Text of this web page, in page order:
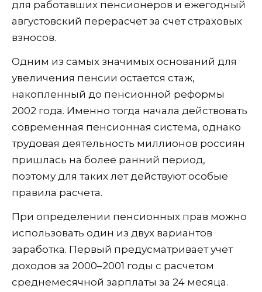
для работавших пенсионеров и ежегодный
августовский перерасчет за счет страховых
взносов.
Одним из самых значимых оснований для
увеличения пенсии остается стаж,
накопленный до пенсионной реформы
2002 года. Именно тогда начала действовать
современная пенсионная система, однако
трудовая деятельность миллионов россиян
пришлась на более ранний период,
поэтому для таких лет действуют особые
правила расчета.
При определении пенсионных прав можно
использовать один из двух вариантов
заработка. Первый предусматривает учет
доходов за 2000–2001 годы с расчетом
среднемесячной зарплаты за 24 месяца.